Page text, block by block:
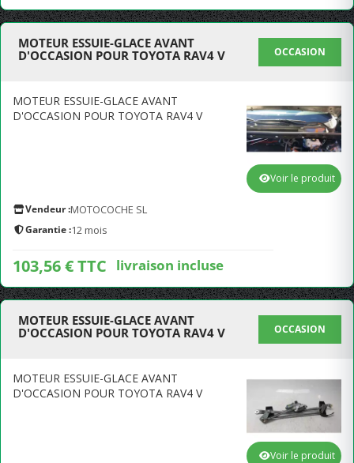
MOTEUR ESSUIE-GLACE AVANT
D'OCCASION POUR TOYOTA RAV4 V
OCCASION
MOTEUR ESSUIE-GLACE AVANT
D'OCCASION POUR TOYOTA RAV4 V
Vendeur :MOTOCOCHE SL
Garantie :12 mois
103,56 € TTC livraison incluse
Voir le produit
MOTEUR ESSUIE-GLACE AVANT
D'OCCASION POUR TOYOTA RAV4 V
OCCASION
MOTEUR ESSUIE-GLACE AVANT
D'OCCASION POUR TOYOTA RAV4 V
Voir le produit